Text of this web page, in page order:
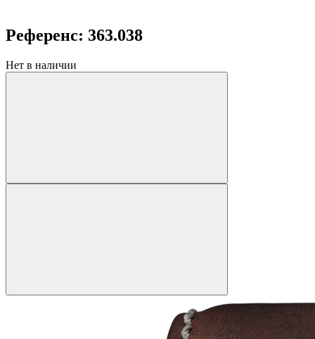
Референс: 363.038
Нет в наличии